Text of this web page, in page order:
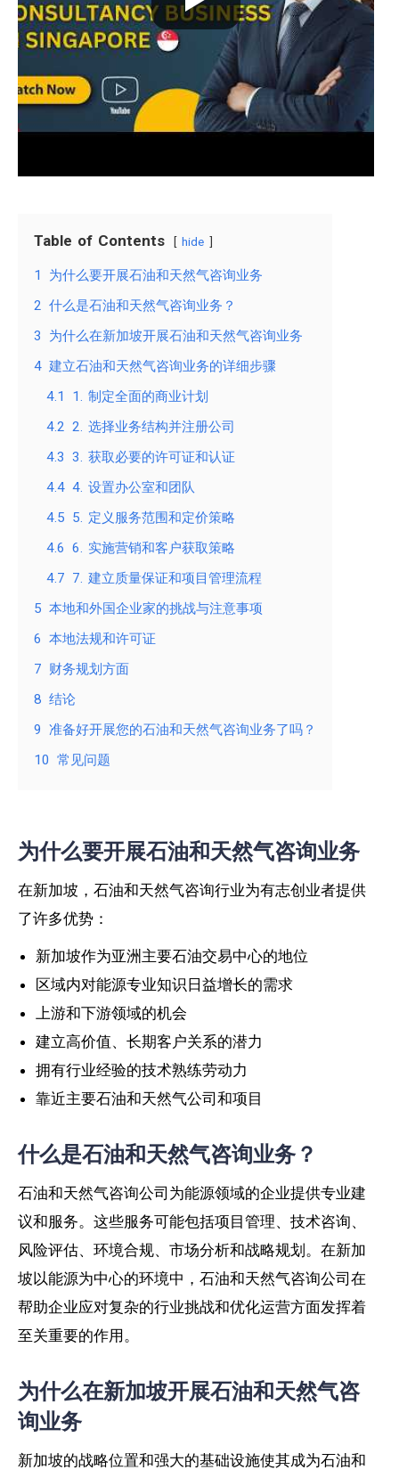
Table of Contents hide
1
为什么要开展石油和天然气咨询业务
2 什么是石油和天然气咨询业务？
3
为什么在新加坡开展石油和天然气咨询业务
4 建立石油和天然气咨询业务的详细步骤
4.1
1. 制定全面的商业计划
4.2 2. 选择业务结构并注册公司
4.3 3. 获取必要的许可证和认证
4.4 4. 设置办公室和团队
4.5 5. 定义服务范围和定价策略
4.6 6. 实施营销和客户获取策略
4.7 7. 建立质量保证和项目管理流程
5 本地和外国企业家的挑战与注意事项
6 本地法规和许可证
7 财务规划方面
8 结论
9 准备好开展您的石油和天然气咨询业务了吗？
10 常见问题
为什么要开展石油和天然气咨询业务
在新加坡，石油和天然气咨询行业为有志创业者提供
了许多优势：
新加坡作为亚洲主要石油交易中心的地位
区域内对能源专业知识日益增长的需求
上游和下游领域的机会
建立高价值、长期客户关系的潜力
拥有行业经验的技术熟练劳动力
靠近主要石油和天然气公司和项目
什么是石油和天然气咨询业务？
石油和天然气咨询公司为能源领域的企业提供专业建
议和服务。这些服务可能包括项目管理、技术咨询、
风险评估、环境合规、市场分析和战略规划。在新加
坡以能源为中心的环境中，石油和天然气咨询公司在
帮助企业应对复杂的行业挑战和优化运营方面发挥着
至关重要的作用。
为什么在新加坡开展石油和天然气咨
询业务
新加坡的战略位置和强大的基础设施使其成为石油和